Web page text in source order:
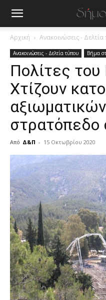
Αρχική Ανακοινώσεις -
Ανακοινώσεις - Δελτία τύπου Βήμα
Πολίτες
Χτίζουν
στρατόπεδο
Από Δ&Π - 15 Οκτωβρίου 2020
lesbians
very
hot
cam
show.desi
xxx
brandi
lyons
teaches
you
the
meaning
of